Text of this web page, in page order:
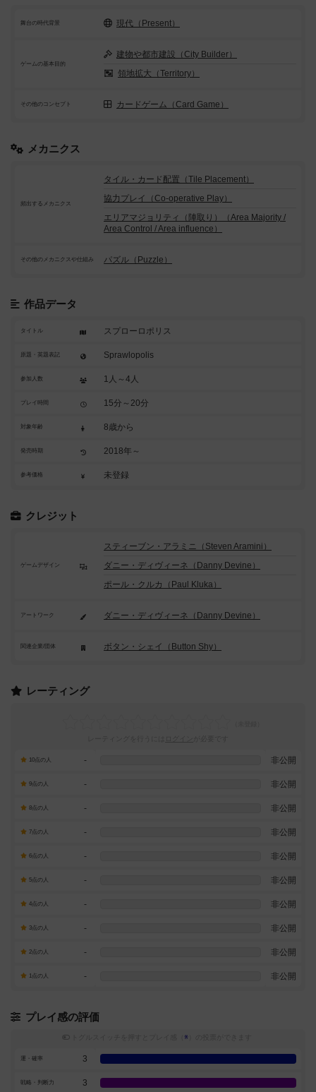
舞台の時代背景 現代（Present）
ゲームの基本目的
建物や都市建設（City Builder）
領地拡大（Territory）
その他のコンセプト カードゲーム（Card Game）
メカニクス
頻出するメカニクス
タイル・カード配置（Tile Placement）
協力プレイ（Co-operative Play）
エリアマジョリティ（陣取り）（Area Majority /
Area Control / Area influence）
その他のメカニクスや仕組み パズル（Puzzle）
作品データ
タイトル スプローロポリス
原題・英題表記 Sprawlopolis
参加人数 1人～4人
プレイ時間 15分～20分
対象年齢 8歳から
発売時期 2018年～
参考価格 未登録
クレジット
ゲームデザイン
スティーブン・アラミニ（Steven Aramini）
ダニー・ディヴィーネ（Danny Devine）
ポール・クルカ（Paul Kluka）
アートワーク ダニー・ディヴィーネ（Danny Devine）
関連企業/団体 ボタン・シェイ（Button Shy）
レーティング
10点の人 - 非公開
9点の人 - 非公開
8点の人 - 非公開
7点の人 - 非公開
6点の人 - 非公開
5点の人 - 非公開
4点の人 - 非公開
3点の人 - 非公開
2点の人 - 非公開
1点の人 - 非公開
プレイ感の評価
※
運・確率 3
戦略・判断力 3